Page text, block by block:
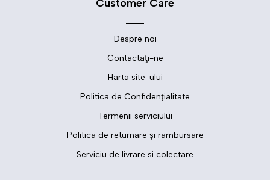
Customer Care
Despre noi
Contactaţi-ne
Harta site-ului
Politica de Confidențialitate
Termenii serviciului
Politica de returnare și rambursare
Serviciu de livrare si colectare